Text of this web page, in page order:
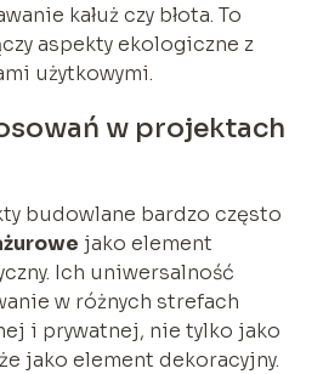
kałuż czy błota. To
aspekty ekologiczne z
użytkowymi.
w projektach
budowlane bardzo często
jako element
Ich uniwersalność
w różnych strefach
i prywatnej, nie tylko jako
jako element dekoracyjny.